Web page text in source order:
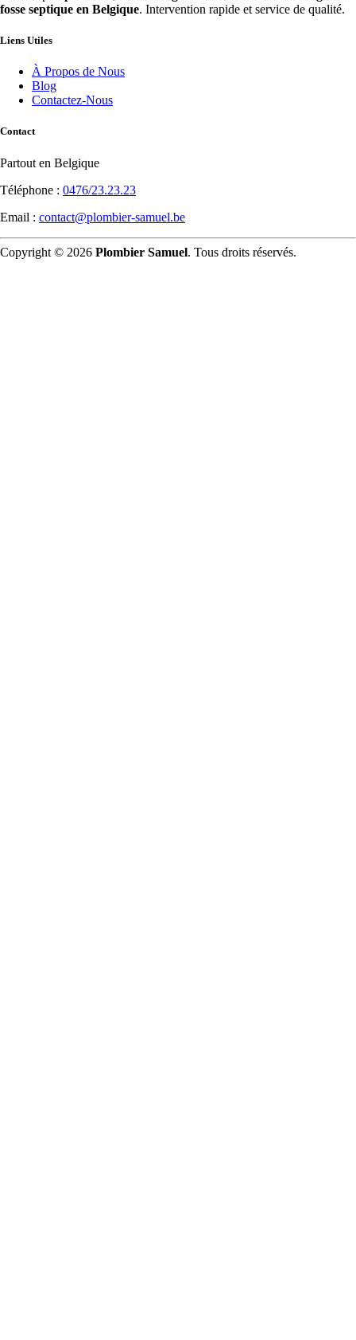
fosse septique en Belgique. Intervention rapide et service de qualité.
Liens Utiles
À Propos de Nous
Blog
Contactez-Nous
Contact
Partout en Belgique
Téléphone : 0476/23.23.23
Email : contact@plombier-samuel.be
Copyright © 2026 Plombier Samuel. Tous droits réservés.